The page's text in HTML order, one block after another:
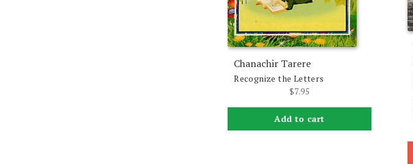
Chanachir Tarere
Recognize the Letters
$7.95
Add to cart